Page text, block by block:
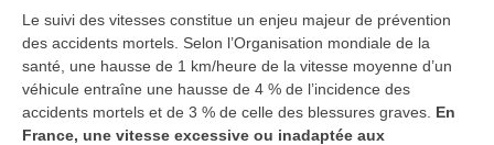
Le suivi des vitesses constitue un enjeu majeur de prévention
des accidents mortels. Selon l’Organisation mondiale de la
santé, une hausse de 1 km/heure de la vitesse moyenne d’un
véhicule entraîne une hausse de 4 % de l’incidence des
accidents mortels et de 3 % de celle des blessures graves. En
France, une vitesse excessive ou inadaptée aux